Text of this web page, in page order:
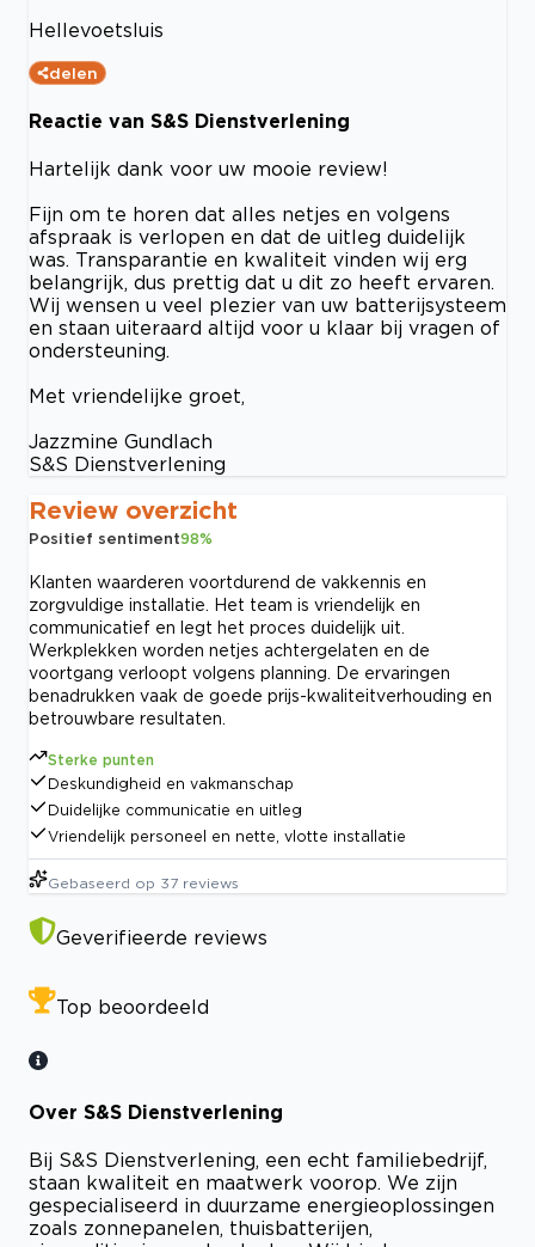
Hellevoetsluis
delen
Reactie van S&S Dienstverlening
Hartelijk dank voor uw mooie review!
Fijn om te horen dat alles netjes en volgens
afspraak is verlopen en dat de uitleg duidelijk
was. Transparantie en kwaliteit vinden wij erg
belangrijk, dus prettig dat u dit zo heeft ervaren.
Wij wensen u veel plezier van uw batterijsysteem
en staan uiteraard altijd voor u klaar bij vragen of
ondersteuning.
Met vriendelijke groet,
Jazzmine Gundlach
S&S Dienstverlening
Review overzicht
Positief sentiment98%
Klanten waarderen voortdurend de vakkennis en
zorgvuldige installatie. Het team is vriendelijk en
communicatief en legt het proces duidelijk uit.
Werkplekken worden netjes achtergelaten en de
voortgang verloopt volgens planning. De ervaringen
benadrukken vaak de goede prijs-kwaliteitverhouding en
betrouwbare resultaten.
Sterke punten
Deskundigheid en vakmanschap
Duidelijke communicatie en uitleg
Vriendelijk personeel en nette, vlotte installatie
Gebaseerd op 37 reviews
Geverifieerde reviews
Top beoordeeld
Over S&S Dienstverlening
Bij S&S Dienstverlening, een echt familiebedrijf,
staan kwaliteit en maatwerk voorop. We zijn
gespecialiseerd in duurzame energieoplossingen
zoals zonnepanelen, thuisbatterijen,